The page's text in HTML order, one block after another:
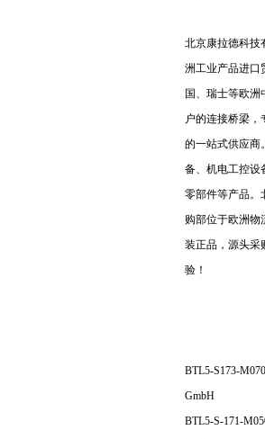
北京康拉德科技
洲工业产品进口
国、瑞士等欧
户的连接桥梁，
的一站式供应商
备、机电工控设
零部件等产品。
购部位于欧洲物
装正品，源头采
验！
BTL5-S173-
GmbH
BTL5-S-171-